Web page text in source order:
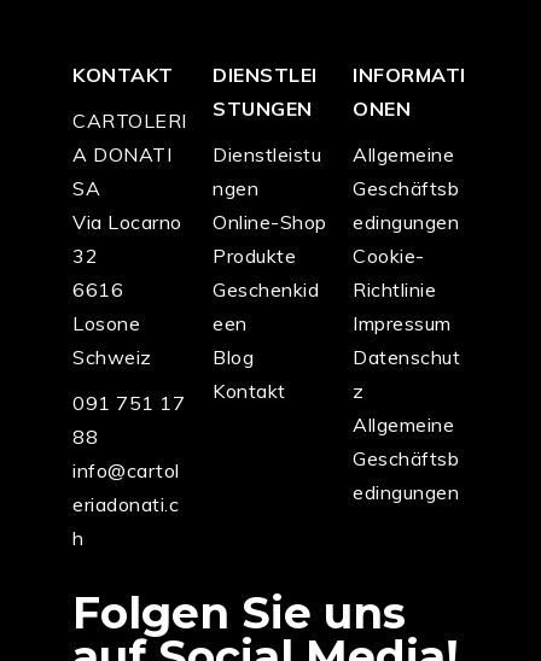
KONTAKT
CARTOLERI
A DONATI
SA
Via Locarno
32
6616
Losone
Schweiz
091 751 17
88
info@cartol
eriadonati.c
h
DIENSTLEI
STUNGEN
Dienstleistu
ngen
Online-Shop
Produkte
Geschenkid
een
Blog
Kontakt
INFORMATI
ONEN
Allgemeine
Geschäftsb
edingungen
Cookie-
Richtlinie
Impressum
Datenschut
z
Allgemeine
Geschäftsb
edingungen
Folgen Sie uns